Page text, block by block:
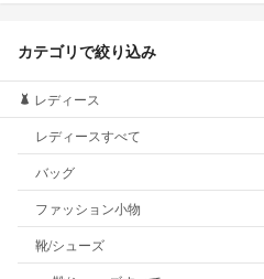
カテゴリで絞り込み
レディース
レディースすべて
バッグ
ファッション小物
靴/シューズ